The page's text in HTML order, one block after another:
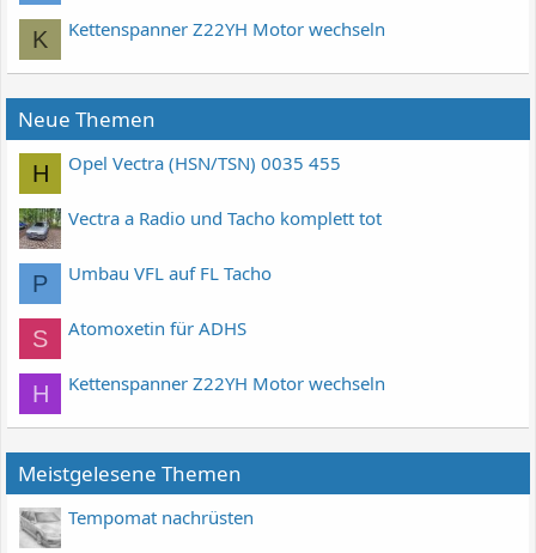
K Kettenspanner Z22YH Motor wechseln
Neue Themen
H Opel Vectra (HSN/TSN) 0035 455
Vectra a Radio und Tacho komplett tot
P Umbau VFL auf FL Tacho
S Atomoxetin für ADHS
H Kettenspanner Z22YH Motor wechseln
Meistgelesene Themen
Tempomat nachrüsten